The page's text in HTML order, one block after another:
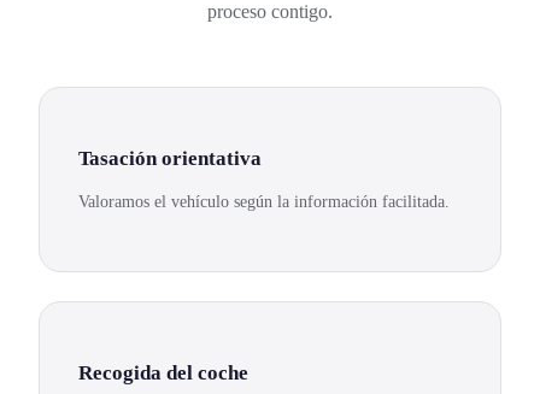
proceso contigo.
Tasación orientativa
Valoramos el vehículo según la información facilitada.
Recogida del coche